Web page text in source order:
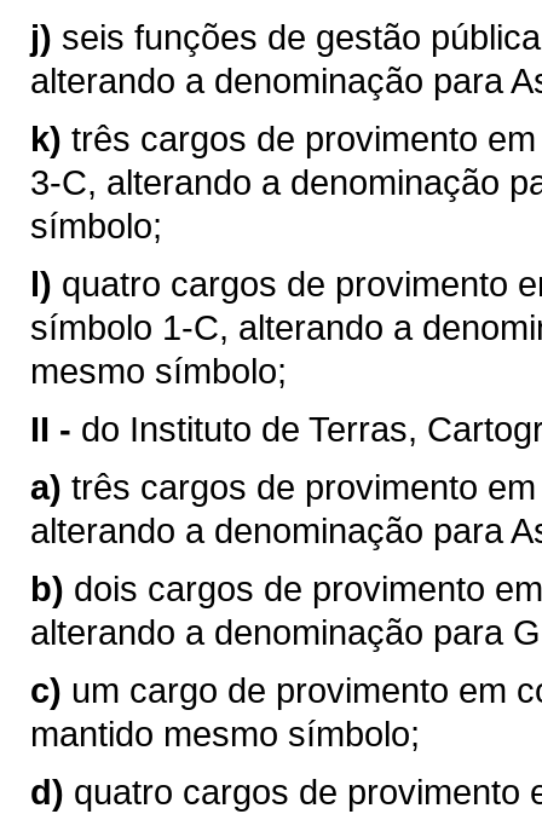
j) seis funções de gestão
alterando a denominação para
k) três cargos de provimento
3-C, alterando a denominação
símbolo;
l) quatro cargos de provimento
símbolo 1-C, alterando a
mesmo símbolo;
II - do Instituto de Terras,
a) três cargos de provimento
alterando a denominação para
b) dois cargos de provimento
alterando a denominação para
c) um cargo de provimento em
mantido mesmo símbolo;
d) quatro cargos de provimento